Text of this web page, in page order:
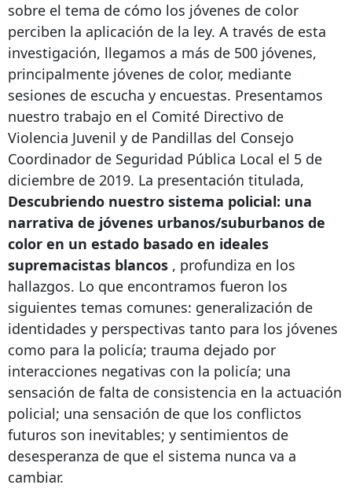
sobre el tema de cómo los jóvenes de color
perciben la aplicación de la ley. A través de esta
investigación, llegamos a más de 500 jóvenes,
principalmente jóvenes de color, mediante
sesiones de escucha y encuestas. Presentamos
nuestro trabajo en el Comité Directivo de
Violencia Juvenil y de Pandillas del Consejo
Coordinador de Seguridad Pública Local el 5 de
diciembre de 2019. La presentación titulada,
Descubriendo nuestro sistema policial: una
narrativa de jóvenes urbanos/suburbanos de
color en un estado basado en ideales
supremacistas blancos , profundiza en los
hallazgos. Lo que encontramos fueron los
siguientes temas comunes: generalización de
identidades y perspectivas tanto para los jóvenes
como para la policía; trauma dejado por
interacciones negativas con la policía; una
sensación de falta de consistencia en la actuación
policial; una sensación de que los conflictos
futuros son inevitables; y sentimientos de
desesperanza de que el sistema nunca va a
cambiar.